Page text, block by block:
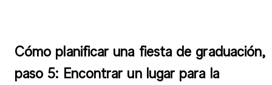
Cómo planificar una fiesta de graduación,
paso 5: Encontrar un lugar para la